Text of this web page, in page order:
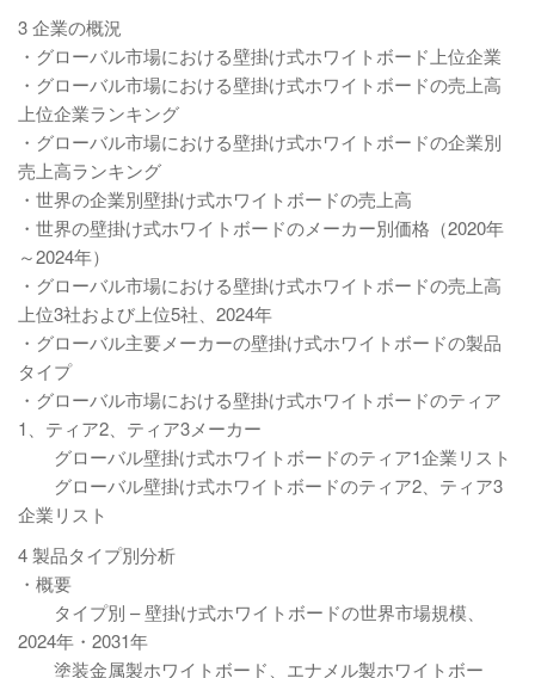
3 企業の概況
・グローバル市場における壁掛け式ホワイトボード上位企業
・グローバル市場における壁掛け式ホワイトボードの売上高
上位企業ランキング
・グローバル市場における壁掛け式ホワイトボードの企業別
売上高ランキング
・世界の企業別壁掛け式ホワイトボードの売上高
・世界の壁掛け式ホワイトボードのメーカー別価格（2020年
～2024年）
・グローバル市場における壁掛け式ホワイトボードの売上高
上位3社および上位5社、2024年
・グローバル主要メーカーの壁掛け式ホワイトボードの製品
タイプ
・グローバル市場における壁掛け式ホワイトボードのティア
1、ティア2、ティア3メーカー
グローバル壁掛け式ホワイトボードのティア1企業リスト
グローバル壁掛け式ホワイトボードのティア2、ティア3
企業リスト
4 製品タイプ別分析
・概要
タイプ別 – 壁掛け式ホワイトボードの世界市場規模、
2024年・2031年
塗装金属製ホワイトボード、エナメル製ホワイトボー